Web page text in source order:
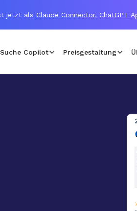
jetzt als Claude Connector, ChatGPT
Suche Copilot Preisgestaltung